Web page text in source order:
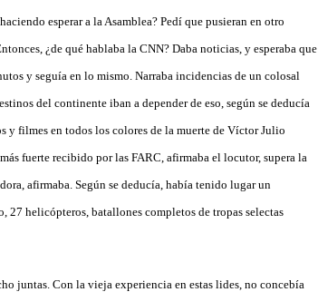
esperar a la Asamblea? Pedí que pusieran en otro
¿de qué hablaba la CNN? Daba noticias, y esperaba que
y seguía en lo mismo. Narraba incidencias de un colosal
del continente iban a depender de eso, según se deducía
y filmes en todos los colores de la muerte de Víctor Julio
fuerte recibido por las FARC, afirmaba el locutor, supera la
afirmaba. Según se deducía, había tenido lugar un
27 helicópteros, batallones completos de tropas selectas
juntas. Con la vieja experiencia en estas lides, no concebía